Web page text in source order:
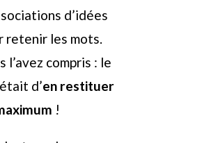
d’idées
retenir les mots.
l’avez compris : le
d’en restituer
!